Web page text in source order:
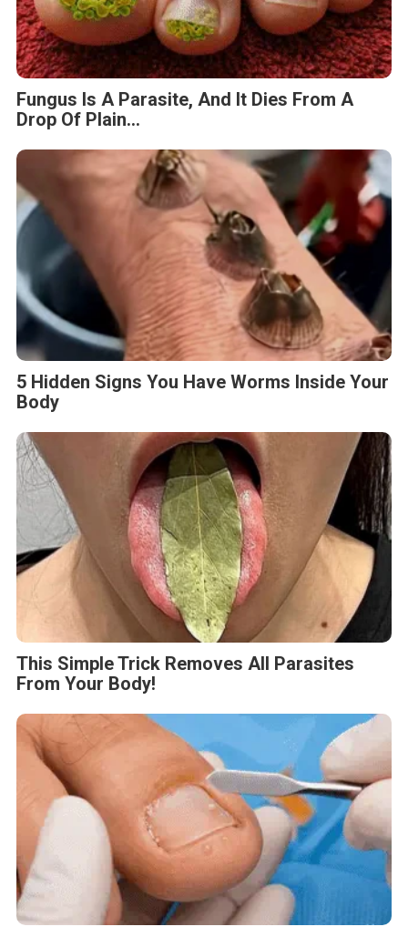
Fungus Is A Parasite, And It Dies From A
Drop Of Plain...
5 Hidden Signs You Have Worms Inside Your
Body
This Simple Trick Removes All Parasites
From Your Body!